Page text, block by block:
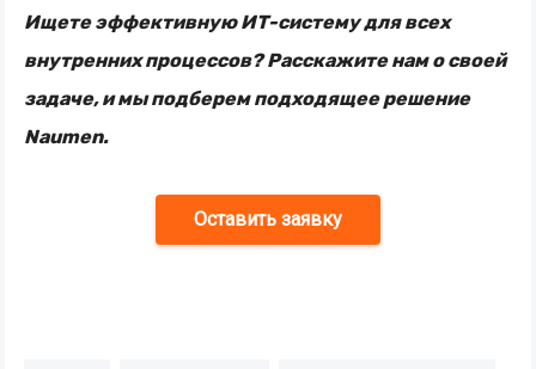
Ищете эффективнуюИТ-системудля всех
внутренних процессов? Расскажите нам о своей
задаче, и мы подберем подходящее решение
Naumen.
Оставить заявку